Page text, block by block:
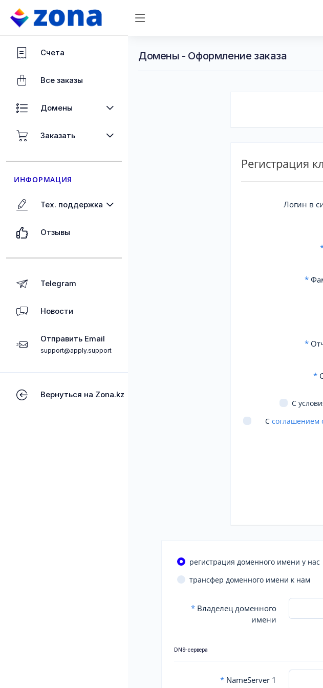
Счета
Все заказы
Домены
Заказать
ИНФОРМАЦИЯ
Тех. поддержка
Отзывы
Telegram
Новости
Отправить Email
support@apply.support
Вернуться на Zona.kz
Домены - Оформление заказа
Регистрация
Логин в
*
*
*
С
С соглашением
регистрация доменного имени у нас
трансфер доменного имени к нам
* Владелец доменного
имени
DNS-сервера
* NameServer 1